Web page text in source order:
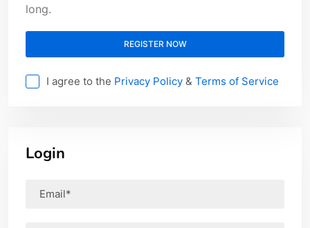
long.
REGISTER NOW
I agree to the Privacy Policy & Terms of Service
Login